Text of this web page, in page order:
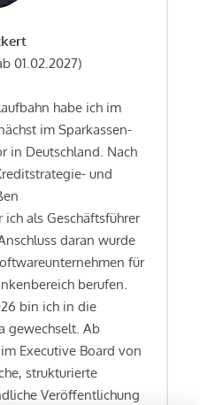
01.02.2027)
habe ich im
im Sparkassen-
in Deutschland. Nach
und
als Geschäftsführer
daran wurde
für
berufen.
bin ich in die
gewechselt. Ab
Executive Board von
strukturierte
Veröffentlichung